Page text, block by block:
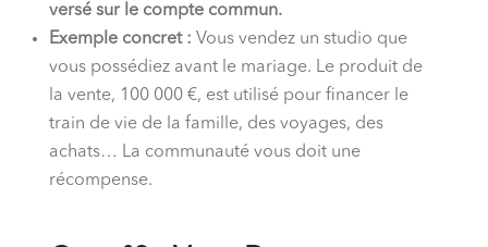
versé sur le compte commun.
Exemple concret : Vous vendez un studio que
vous possédiez avant le mariage. Le produit de
la vente, 100 000 €, est utilisé pour financer le
train de vie de la famille, des voyages, des
achats… La communauté vous doit une
récompense.